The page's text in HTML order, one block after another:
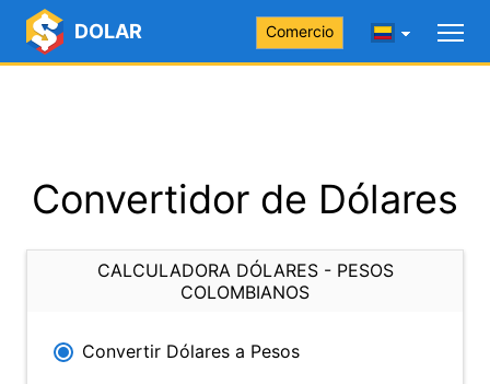
DOLAR Comercio
Convertidor de Dólares
CALCULADORA DÓLARES - PESOS
COLOMBIANOS
Convertir Dólares a Pesos